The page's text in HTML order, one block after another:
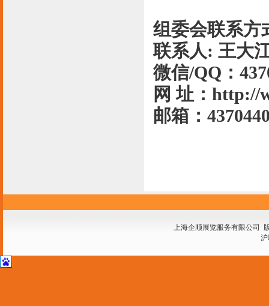
组委会联系方
联系人: 王大
微信/QQ：
网 址：http://
邮箱：
上海企顺展览服务有限公司
沪